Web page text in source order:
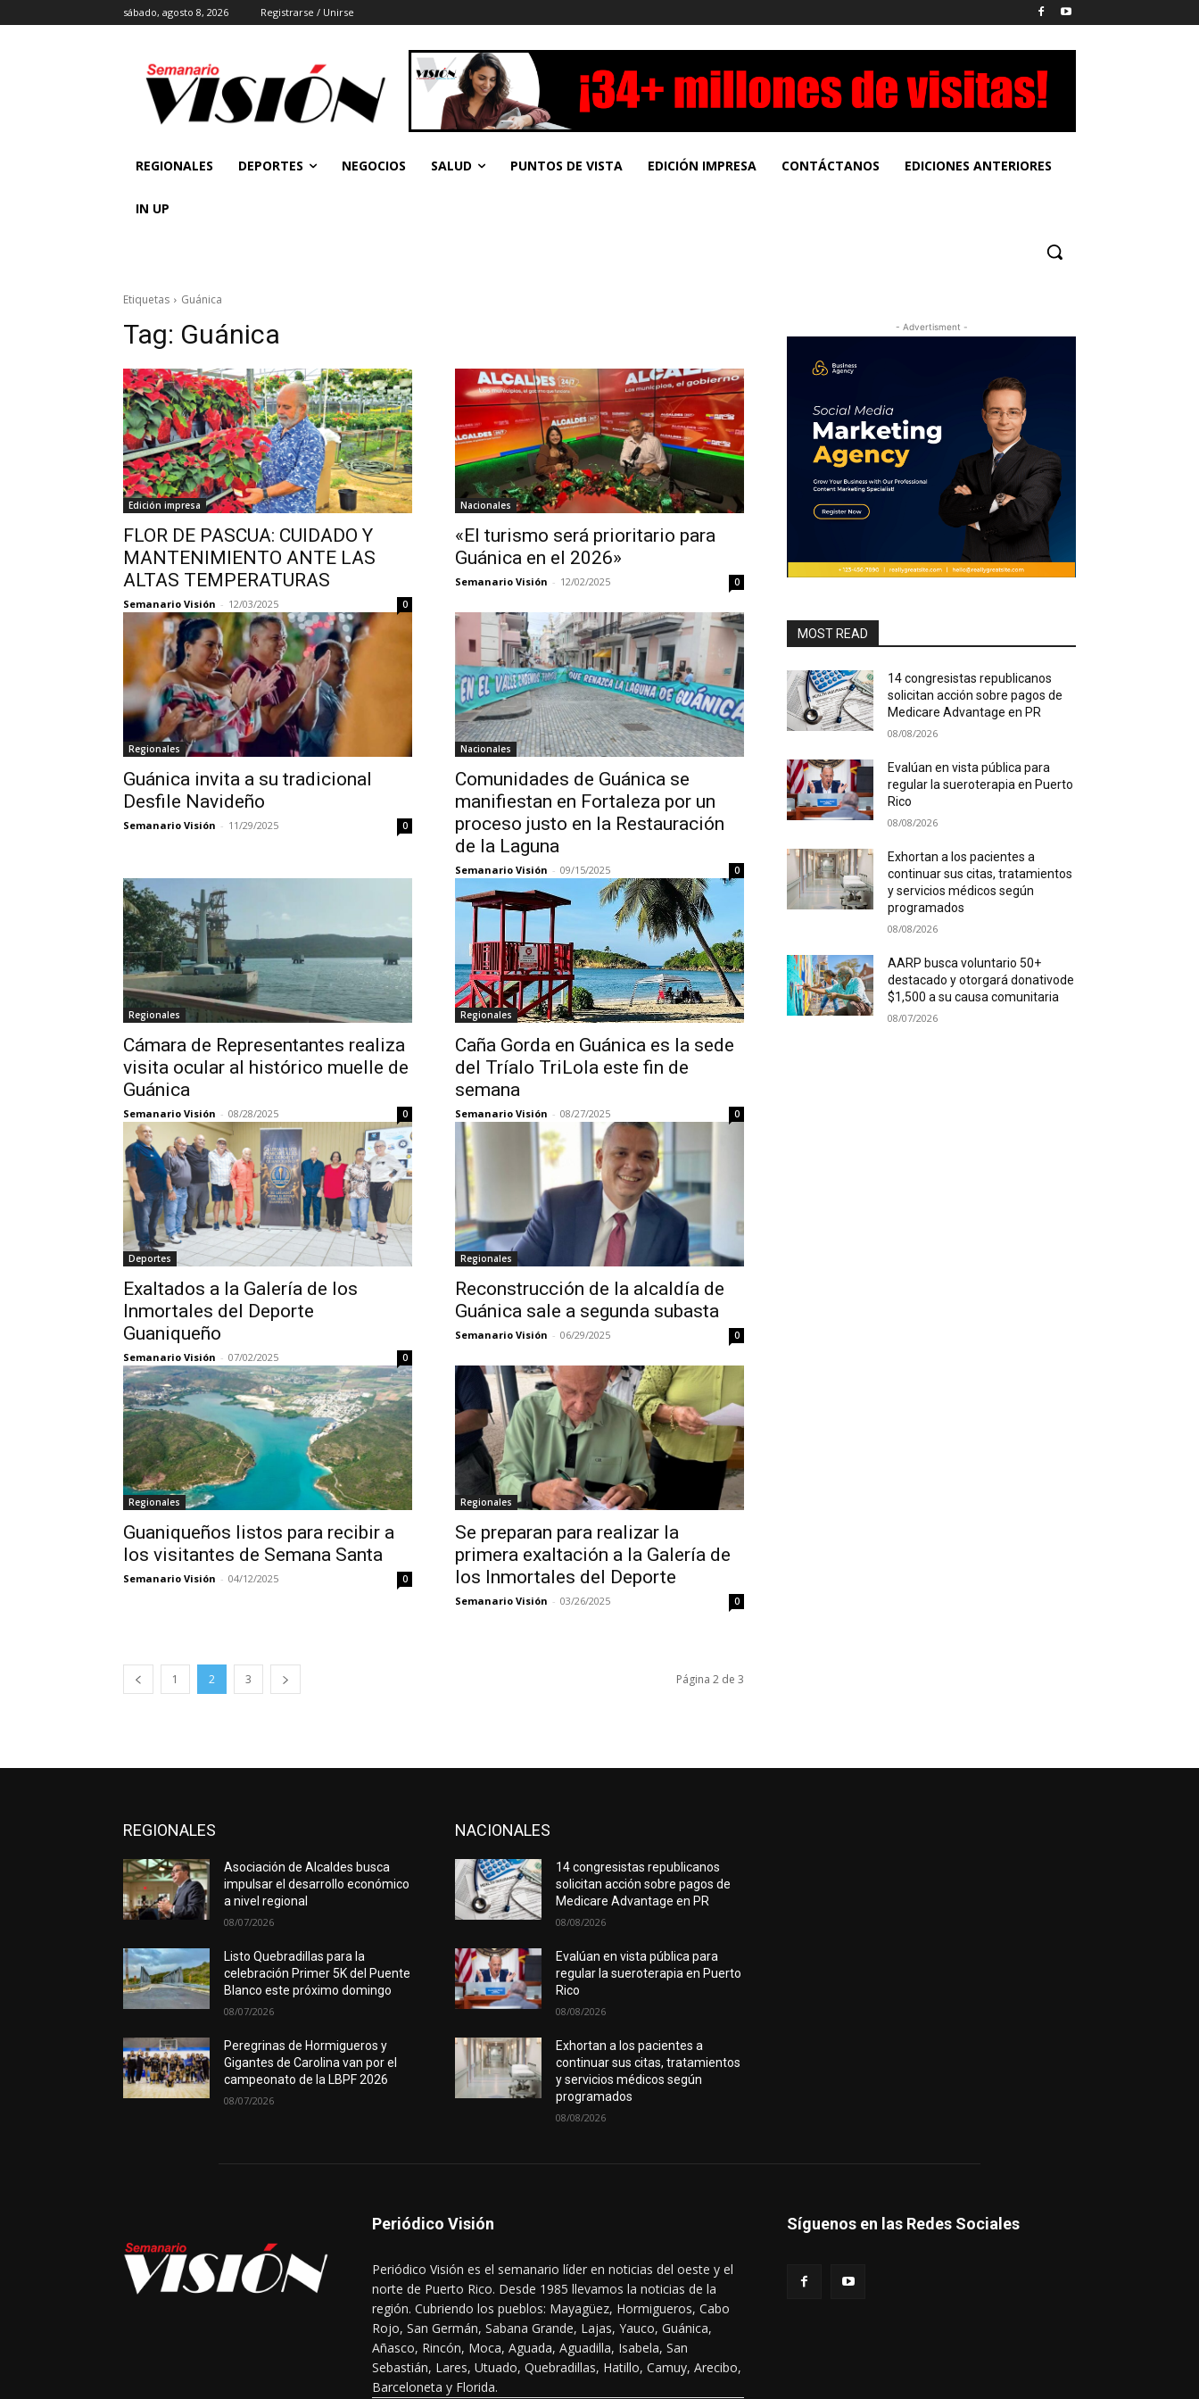
sábado, agosto 8, 2026 Registrarse / Unirse
REGIONALES DEPORTES NEGOCIOS SALUD PUNTOS DE VISTA EDICIÓN IMPRESA CONTÁCTANOS EDICIONES ANTERIORES
IN UP
Etiquetas Guánica
Tag: Guánica
Edición impresa
FLOR DE PASCUA: CUIDADO Y
MANTENIMIENTO ANTE LAS
ALTAS TEMPERATURAS
Semanario Visión - 12/03/2025 0
Nacionales
«El turismo será prioritario para
Guánica en el 2026»
Semanario Visión - 12/02/2025 0
Regionales
Guánica invita a su tradicional
Desfile Navideño
Semanario Visión - 11/29/2025 0
Nacionales
Comunidades de Guánica se
manifiestan en Fortaleza por un
proceso justo en la Restauración
de la Laguna
Semanario Visión - 09/15/2025 0
Regionales
Cámara de Representantes realiza
visita ocular al histórico muelle de
Guánica
Semanario Visión - 08/28/2025 0
Regionales
Caña Gorda en Guánica es la sede
del Tríalo TriLola este fin de
semana
Semanario Visión - 08/27/2025 0
Deportes
Exaltados a la Galería de los
Inmortales del Deporte
Guaniqueño
Semanario Visión - 07/02/2025 0
Regionales
Reconstrucción de la alcaldía de
Guánica sale a segunda subasta
Semanario Visión - 06/29/2025 0
Regionales
Guaniqueños listos para recibir a
los visitantes de Semana Santa
Semanario Visión - 04/12/2025 0
Regionales
Se preparan para realizar la
primera exaltación a la Galería de
los Inmortales del Deporte
Semanario Visión - 03/26/2025 0
1 2 3 Página 2 de 3
- Advertisment -
MOST READ
14 congresistas republicanos
solicitan acción sobre pagos de
Medicare Advantage en PR
08/08/2026
Evalúan en vista pública para
regular la sueroterapia en Puerto
Rico
08/08/2026
Exhortan a los pacientes a
continuar sus citas, tratamientos
y servicios médicos según
programados
08/08/2026
AARP busca voluntario 50+
destacado y otorgará donativode
$1,500 a su causa comunitaria
08/07/2026
REGIONALES
Asociación de Alcaldes busca
impulsar el desarrollo económico
a nivel regional
08/07/2026
Listo Quebradillas para la
celebración Primer 5K del Puente
Blanco este próximo domingo
08/07/2026
Peregrinas de Hormigueros y
Gigantes de Carolina van por el
campeonato de la LBPF 2026
08/07/2026
NACIONALES
14 congresistas republicanos
solicitan acción sobre pagos de
Medicare Advantage en PR
08/08/2026
Evalúan en vista pública para
regular la sueroterapia en Puerto
Rico
08/08/2026
Exhortan a los pacientes a
continuar sus citas, tratamientos
y servicios médicos según
programados
08/08/2026
Periódico Visión
Periódico Visión es el semanario líder en noticias del oeste y el
norte de Puerto Rico. Desde 1985 llevamos la noticias de la
región. Cubriendo los pueblos: Mayagüez, Hormigueros, Cabo
Rojo, San Germán, Sabana Grande, Lajas, Yauco, Guánica,
Añasco, Rincón, Moca, Aguada, Aguadilla, Isabela, San
Sebastián, Lares, Utuado, Quebradillas, Hatillo, Camuy, Arecibo,
Barceloneta y Florida.
Síguenos en las Redes Sociales